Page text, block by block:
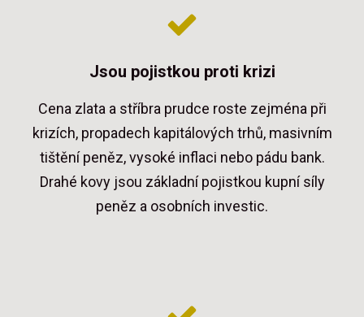
Jsou pojistkou proti krizi
Cena zlata a stříbra prudce roste zejména při
krizích, propadech kapitálových trhů, masivním
tištění peněz, vysoké inflaci nebo pádu bank.
Drahé kovy jsou základní pojistkou kupní síly
peněz a osobních investic.